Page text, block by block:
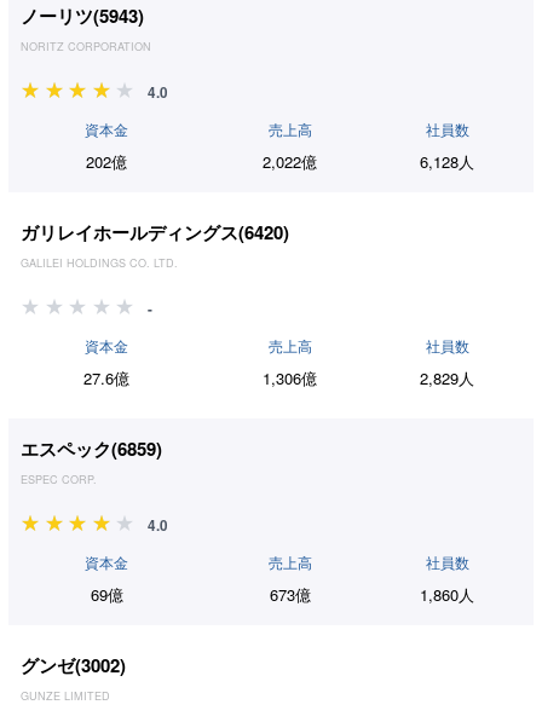
ノーリツ(5943)
NORITZ CORPORATION
4.0
資本金
202億
売上高
2,022億
社員数
6,128人
ガリレイホールディングス(6420)
GALILEI HOLDINGS CO. LTD.
-
資本金
27.6億
売上高
1,306億
社員数
2,829人
エスペック(6859)
ESPEC CORP.
4.0
資本金
69億
売上高
673億
社員数
1,860人
グンゼ(3002)
GUNZE LIMITED